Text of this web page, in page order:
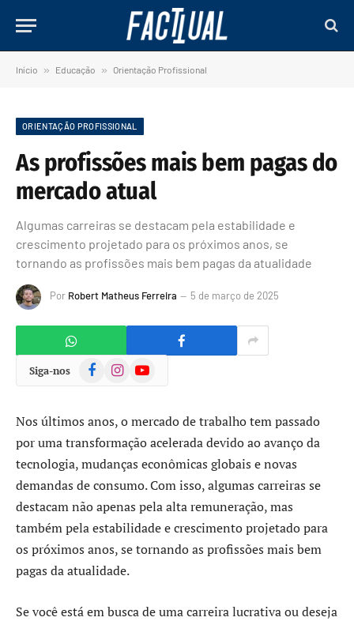
Início » Educação » Orientação Profissional
ORIENTAÇÃO PROFISSIONAL
As profissões mais bem pagas do
mercado atual
Algumas carreiras se destacam pela estabilidade e
crescimento projetado para os próximos anos, se
tornando as profissões mais bem pagas da atualidade
Por Robert Matheus Ferreira 5 de março de 2025
Siga-nos FacebookInstagramYouTube
Nos últimos anos, o mercado de trabalho tem passado
por uma transformação acelerada devido ao avanço da
tecnologia, mudanças econômicas globais e novas
demandas de consumo. Com isso, algumas carreiras se
destacam não apenas pela alta remuneração, mas
também pela estabilidade e crescimento projetado para
os próximos anos, se tornando as profissões mais bem
pagas da atualidade.
Se você está em busca de uma carreira lucrativa ou deseja